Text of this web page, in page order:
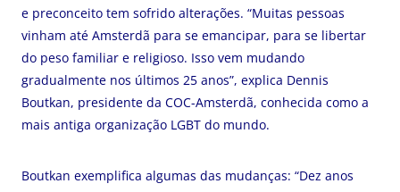
e preconceito tem sofrido alterações. “Muitas pessoas
vinham até Amsterdã para se emancipar, para se libertar
do peso familiar e religioso. Isso vem mudando
gradualmente nos últimos 25 anos”, explica Dennis
Boutkan, presidente da COC-Amsterdã, conhecida como a
mais antiga organização LGBT do mundo.
Boutkan exemplifica algumas das mudanças: “Dez anos